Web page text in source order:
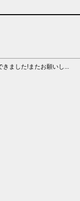
ました!またお願いし...